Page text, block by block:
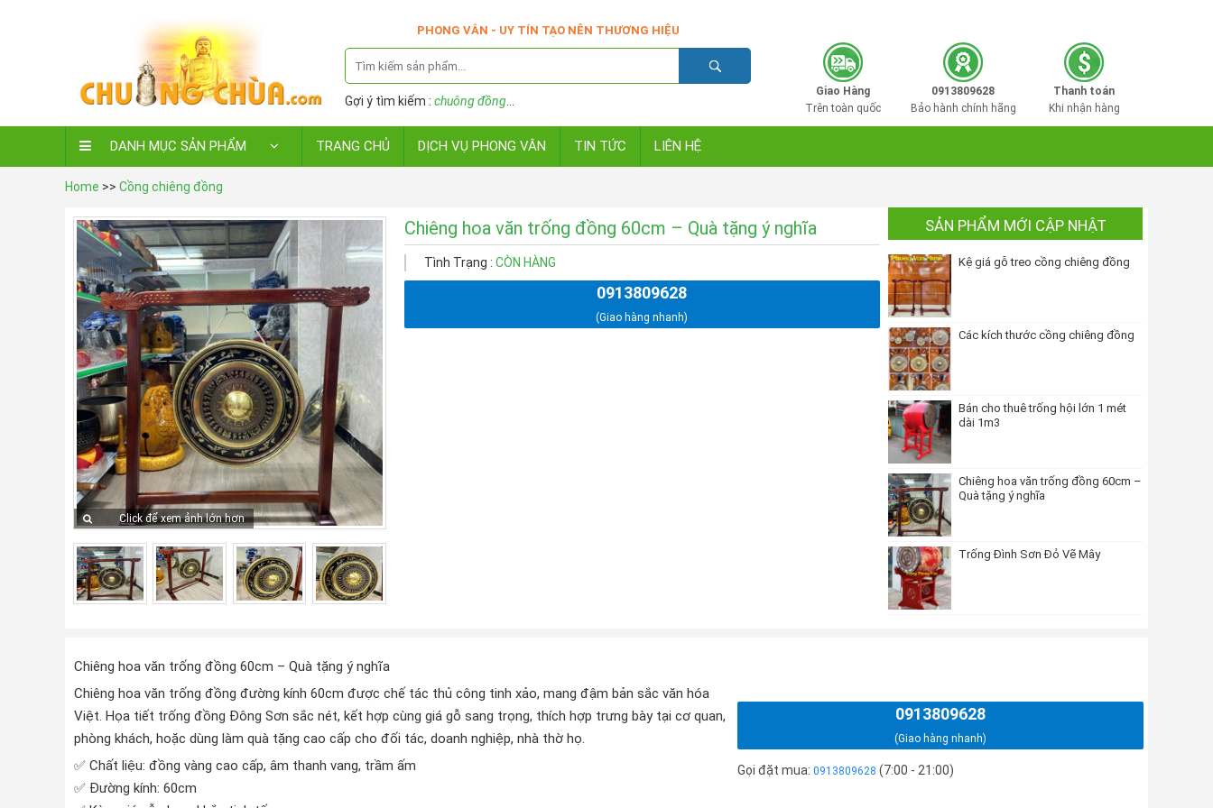
PHONG VÂN - UY TÍN TẠO NÊN THƯƠNG HIỆU
Gợi ý tìm kiếm : chuông đồng
Giao Hàng
Trên toàn quốc
0913809628
Bảo hành chính hãng
Thanh toán
Khi nhận hàng
DANH MỤC SẢN PHẨM TRANG CHỦ DỊCH VỤ PHONG VÂN TIN TỨC LIÊN HỆ
Home >> Cồng chiêng đồng
Click để xem ảnh lớn hơn
Chiêng hoa văn trống đồng 60cm – Quà tặng ý nghĩa
Tình Trạng : CÒN HÀNG
0913809628
(Giao hàng nhanh)
SẢN PHẨM MỚI CẬP NHẬT
Kệ giá gỗ treo cồng chiêng đồng
Các kích thước cồng chiêng đồng
Bán cho thuê trống hội lớn 1 mét
dài 1m3
Chiêng hoa văn trống đồng 60cm –
Quà tặng ý nghĩa
Trống Đình Sơn Đỏ Vẽ Mây
Chiêng hoa văn trống đồng 60cm – Quà tặng ý nghĩa
Chiêng hoa văn trống đồng đường kính 60cm được chế tác thủ công tinh xảo, mang đậm bản sắc văn hóa
Việt. Họa tiết trống đồng Đông Sơn sắc nét, kết hợp cùng giá gỗ sang trọng, thích hợp trưng bày tại cơ quan,
phòng khách, hoặc dùng làm quà tặng cao cấp cho đối tác, doanh nghiệp, nhà thờ họ.
✅ Chất liệu: đồng vàng cao cấp, âm thanh vang, trầm ấm
✅ Đường kính: 60cm
0913809628
(Giao hàng nhanh)
Gọi đặt mua: 0913809628 (7:00 - 21:00)